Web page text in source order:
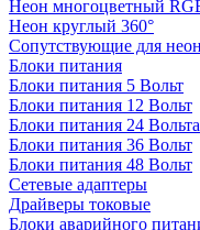
Неон многоцветный
Неон круглый 360°
Сопутствующие для
Блоки питания
Блоки питания 5 Вольт
Блоки питания 12 Вольт
Блоки питания 24 Вольта
Блоки питания 36 Вольт
Блоки питания 48 Вольт
Сетевые адаптеры
Драйверы токовые
Блоки аварийного